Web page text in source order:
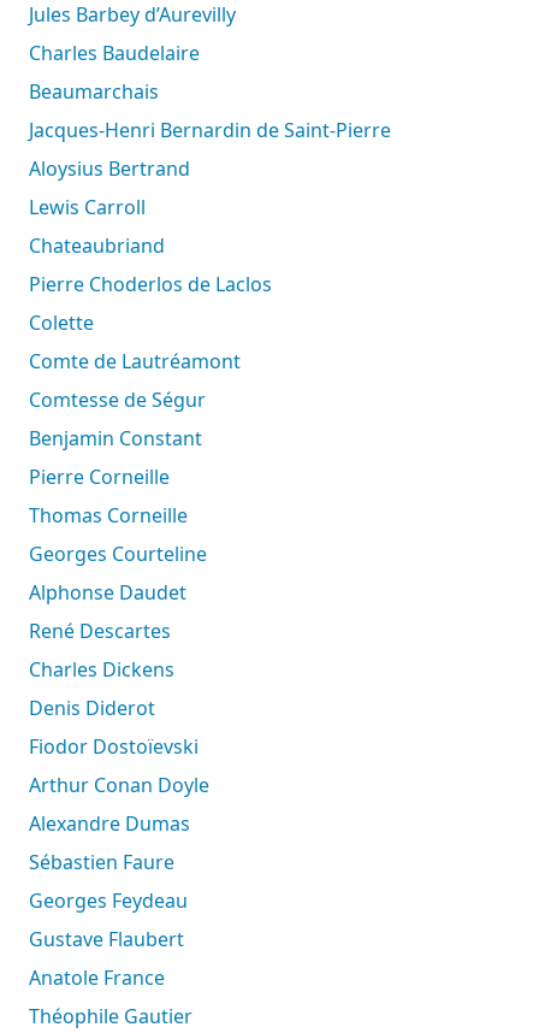
Jules Barbey d’Aurevilly
Charles Baudelaire
Beaumarchais
Jacques-Henri Bernardin de Saint-Pierre
Aloysius Bertrand
Lewis Carroll
Chateaubriand
Pierre Choderlos de Laclos
Colette
Comte de Lautréamont
Comtesse de Ségur
Benjamin Constant
Pierre Corneille
Thomas Corneille
Georges Courteline
Alphonse Daudet
René Descartes
Charles Dickens
Denis Diderot
Fiodor Dostoïevski
Arthur Conan Doyle
Alexandre Dumas
Sébastien Faure
Georges Feydeau
Gustave Flaubert
Anatole France
Théophile Gautier